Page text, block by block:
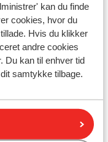
kan du finde
cookies, hvor du
Hvis du klikker
andre cookies
Du kan til enhver tid
samtykke tilbage.